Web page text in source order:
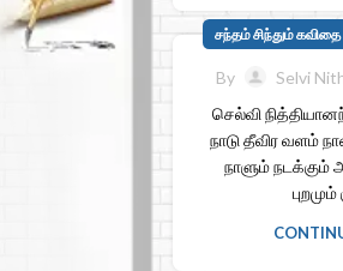
சந்தம் சிந்தும் கவிதை
By Selvi
செல்வி
நாடு தீவிர வளம்
நாளும் நடக்கும்